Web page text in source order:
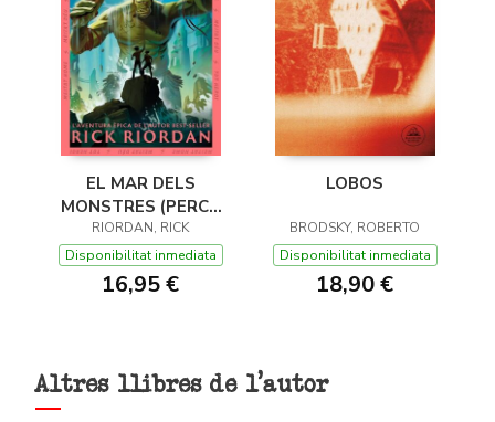
EL MAR DELS
MONSTRES (PERCY
JACKSON I ELS DÉUS
DE L'OLIMP 2)
RIORDAN, RICK
Disponibilitat inmediata
16,95 €
LOBOS
BRODSKY, ROBERTO
Disponibilitat inmediata
18,90 €
Altres llibres de l'autor